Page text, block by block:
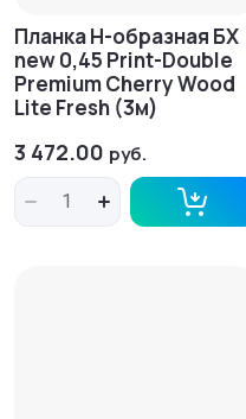
Планка H-образная БХ
new 0,45 Print-Double
Premium Cherry Wood
Lite Fresh (3м)
3 472.00 руб.